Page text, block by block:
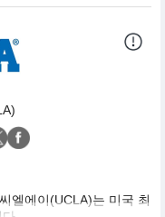
엘에이(UCLA)는 미국 최